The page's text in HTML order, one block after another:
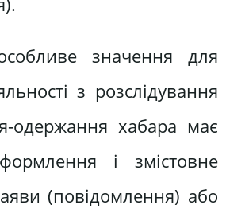
значення для
з розслідування
одержання хабара має
і змістовне
(повідомлення) або